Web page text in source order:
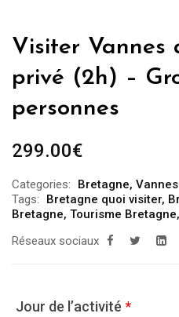
Visiter Vannes
privé (2h) –
personnes
299.00€
Categories: Bretagne, Vannes
Tags:
Bretagne quoi visiter,
Bretagne, Tourisme Bretagne,
Réseaux sociaux
Jour de l’activité *